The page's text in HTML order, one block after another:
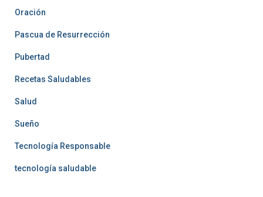
Oración
Pascua de Resurrección
Pubertad
Recetas Saludables
Salud
Sueño
Tecnología Responsable
tecnología saludable